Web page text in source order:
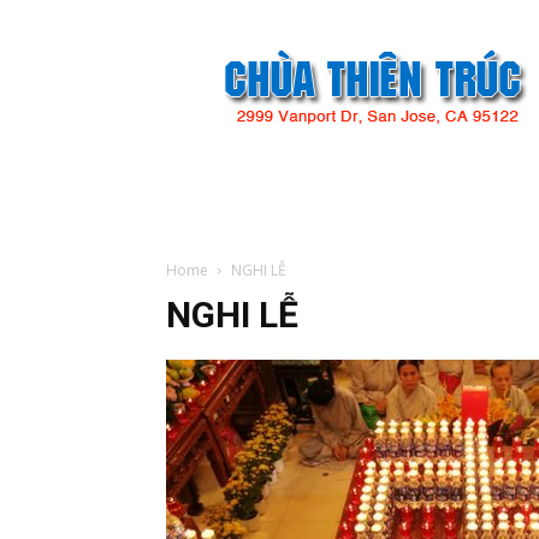
Thiên
Trúc
Home NGHI LỄ
NGHI LỄ